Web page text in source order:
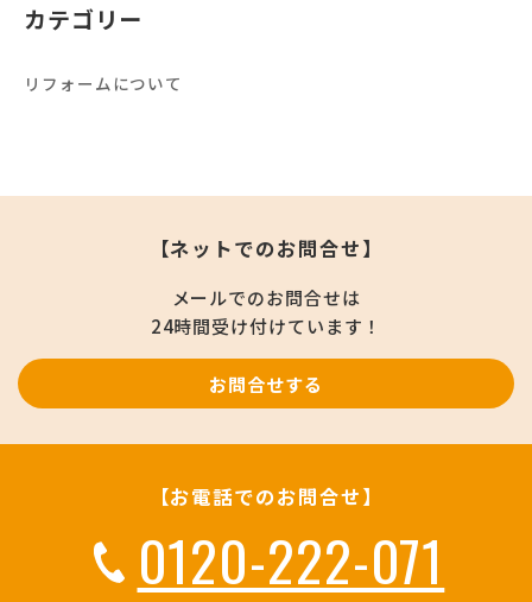
カテゴリー
リフォームについて
【ネットでのお問合せ】
メールでのお問合せは
24時間受け付けています！
お問合せする
【お電話でのお問合せ】
0120-222-071